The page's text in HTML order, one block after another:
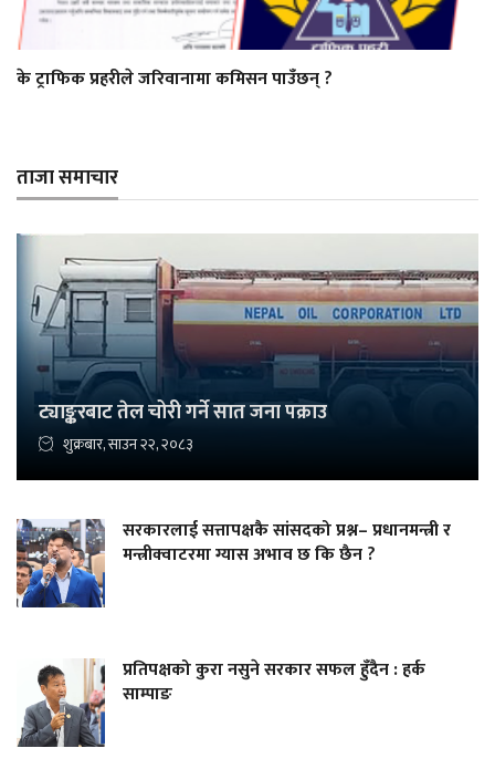
के ट्राफिक प्रहरीले जरिवानामा कमिसन पाउँछन् ?
ताजा समाचार
ट्याङ्करबाट तेल चोरी गर्ने सात जना पक्राउ
शुक्रबार, साउन २२, २०८३
सरकारलाई सत्तापक्षकै सांसदको प्रश्न– प्रधानमन्त्री र
मन्त्रीक्वाटरमा ग्यास अभाव छ कि छैन ?
प्रतिपक्षको कुरा नसुने सरकार सफल हुँदैन : हर्क
साम्पाङ